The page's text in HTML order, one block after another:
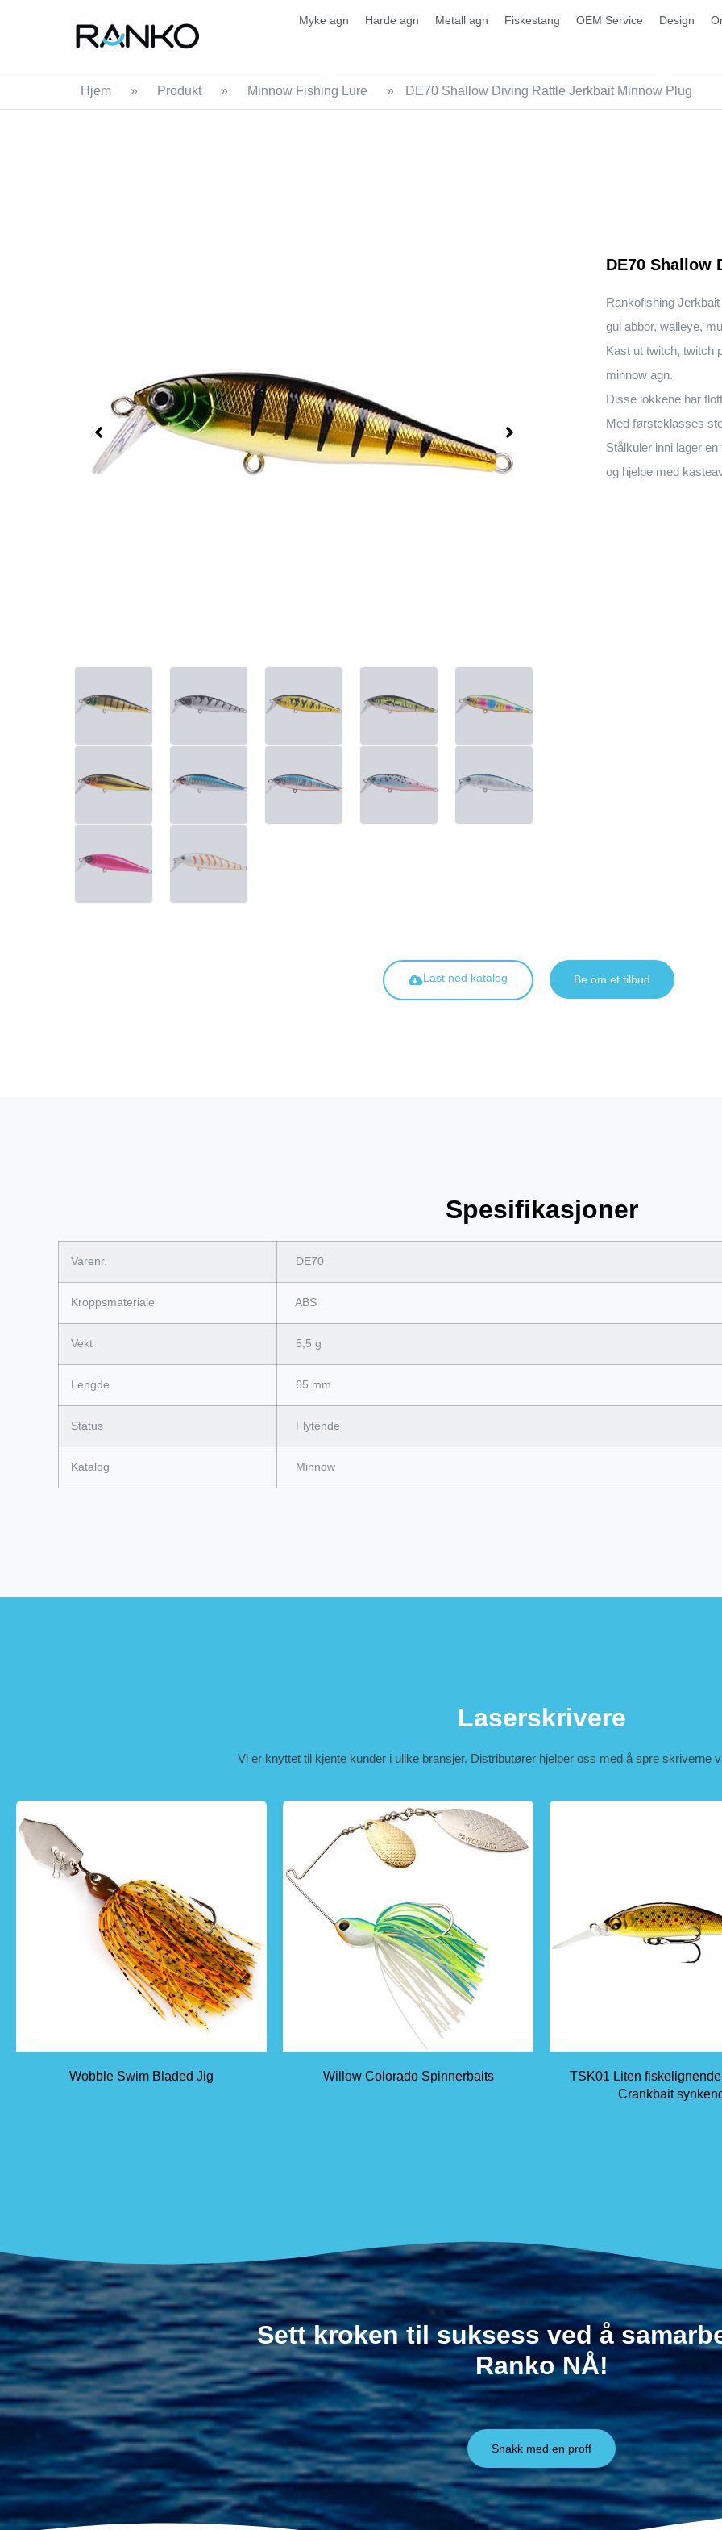
Myke agn Harde agn Metall agn Fiskestang OEM Service Design
Hjem » Produkt » Minnow Fishing Lure » DE70 Shallow Diving Rattle Jerkbait Minnow Plug
DE70 Shallow
Rankofishing
gul abbor, walleye,
Kast ut twitch, twitch
minnow agn.
Disse lokkene har
Med førsteklasses
Stålkuler inni lager
og hjelpe med
Last ned katalog Be om et tilbud
Spesifikasjoner
Varenr. DE70
Kroppsmateriale ABS
Vekt 5,5 g
Lengde 65 mm
Status Flytende
Katalog Minnow
Laserskrivere
Vi er knyttet til kjente kunder i ulike bransjer. Distributører hjelper oss med å spre skriverne
Wobble Swim Bladed Jig Willow Colorado Spinnerbaits
TSK01 Liten
Crankbait
Sett kroken til suksess ved å
Ranko NÅ!
Snakk med en proff